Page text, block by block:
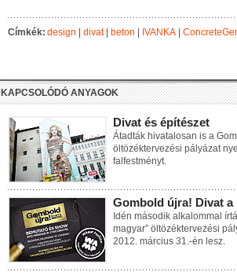
Címkék:design divat| beton IVANKA
KAPCSOLÓDÓ ANYAGOK
Divat és építészet
Átadták hivatalosan is a
öltözéktervezési pályázat
falfestményt.
Gombold újra! Divat a
Idén második alkalommal
magyar” öltözéktervezési
2012. március 31.-én lesz.